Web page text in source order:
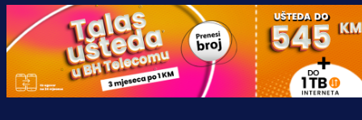
1 h 58 min
A Selekcija
Šta je Barbarez htio poručiti?